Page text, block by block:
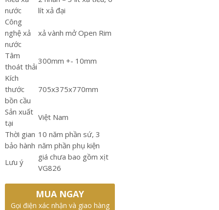
nước
lít xả đại
Công
nghệ xả
nước
xả vành mở Open Rim
Tâm
thoát thải
300mm +- 10mm
Kích
thước
bồn cầu
705x375x770mm
Sản xuất
tại
Việt Nam
Thời gian
bảo hành
10 năm phần sứ, 3
năm phần phụ kiện
Lưu ý
giá chưa bao gồm xịt
VG826
MUA NGAY
Gọi điện xác nhận và giao hàng